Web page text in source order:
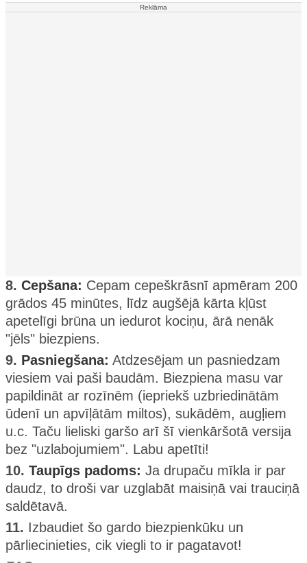
Reklāma
8. Cepšana: Cepam cepeškrāsnī apmēram 200
grādos 45 minūtes, līdz augšējā kārta kļūst
apetelīgi brūna un iedurot kociņu, ārā nenāk
"jēls" biezpiens.
9. Pasniegšana: Atdzesējam un pasniedzam
viesiem vai paši baudām. Biezpiena masu var
papildināt ar rozīnēm (iepriekš uzbriedinātām
ūdenī un apvīļātām miltos), sukādēm, augļiem
u.c. Taču lieliski garšo arī šī vienkāršotā versija
bez "uzlabojumiem". Labu apetīti!
10. Taupīgs padoms: Ja drupaču mīkla ir par
daudz, to droši var uzglabāt maisiņā vai trauciņā
saldētavā.
11. Izbaudiet šo gardo biezpienkūku un
pārliecinieties, cik viegli to ir pagatavot!